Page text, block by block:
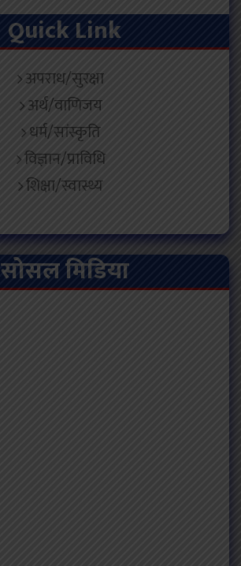
Quick Link
अपराध/सुरक्षा
अर्थ/वाणिजय
धर्म/सांस्कृति
विज्ञान/प्राविधि
शिक्षा/स्वास्थ्य
सोसल मिडिया